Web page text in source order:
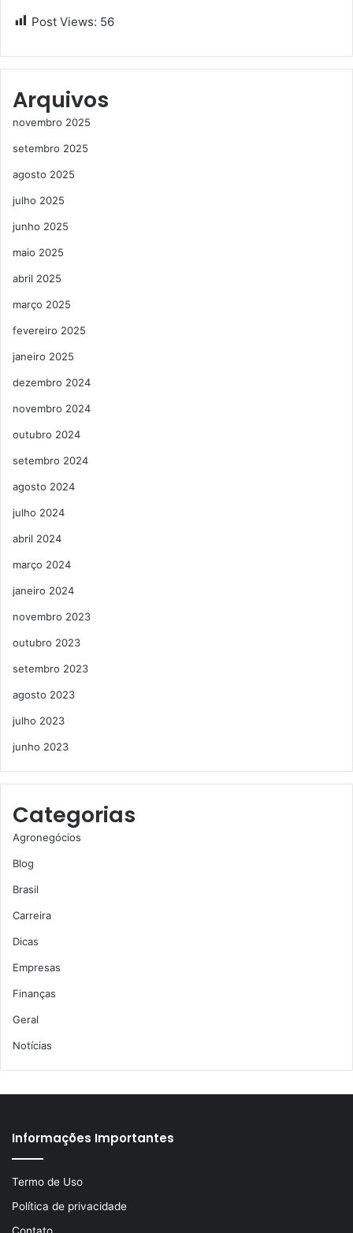
Post Views: 56
Arquivos
novembro 2025
setembro 2025
agosto 2025
julho 2025
junho 2025
maio 2025
abril 2025
março 2025
fevereiro 2025
janeiro 2025
dezembro 2024
novembro 2024
outubro 2024
setembro 2024
agosto 2024
julho 2024
abril 2024
março 2024
janeiro 2024
novembro 2023
outubro 2023
setembro 2023
agosto 2023
julho 2023
junho 2023
Categorias
Agronegócios
Blog
Brasil
Carreira
Dicas
Empresas
Finanças
Geral
Notícias
Informações Importantes
Termo de Uso
Política de privacidade
Contato